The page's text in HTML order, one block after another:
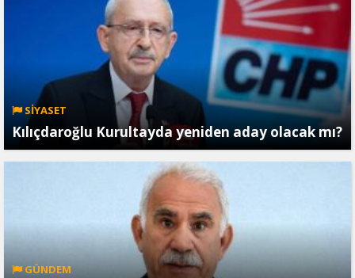
SİYASET
Kılıçdaroğlu Kurultayda yeniden aday olacak mı?
GÜNDEM